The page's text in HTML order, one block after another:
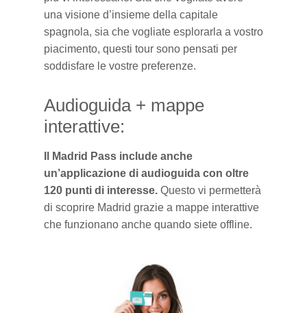
una visione d’insieme della capitale
spagnola, sia che vogliate esplorarla a vostro
piacimento, questi tour sono pensati per
soddisfare le vostre preferenze.
Audioguida + mappe
interattive:
Il Madrid Pass include anche
un’applicazione di audioguida con oltre
120 punti di interesse. Questo vi permetterà
di scoprire Madrid grazie a mappe interattive
che funzionano anche quando siete offline.